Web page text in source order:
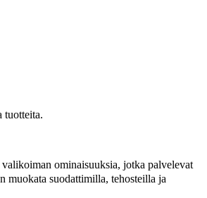
tuotteita.
ominaisuuksia, jotka palvelevat
muokata suodattimilla, tehosteilla ja